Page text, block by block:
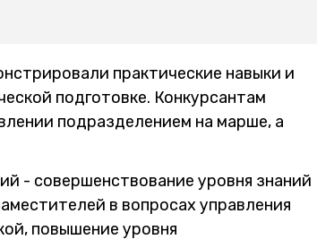
практические навыки и
подготовке. Конкурсантам
подразделением на марше, а
- совершенствование уровня знаний
в вопросах управления
повышение уровня